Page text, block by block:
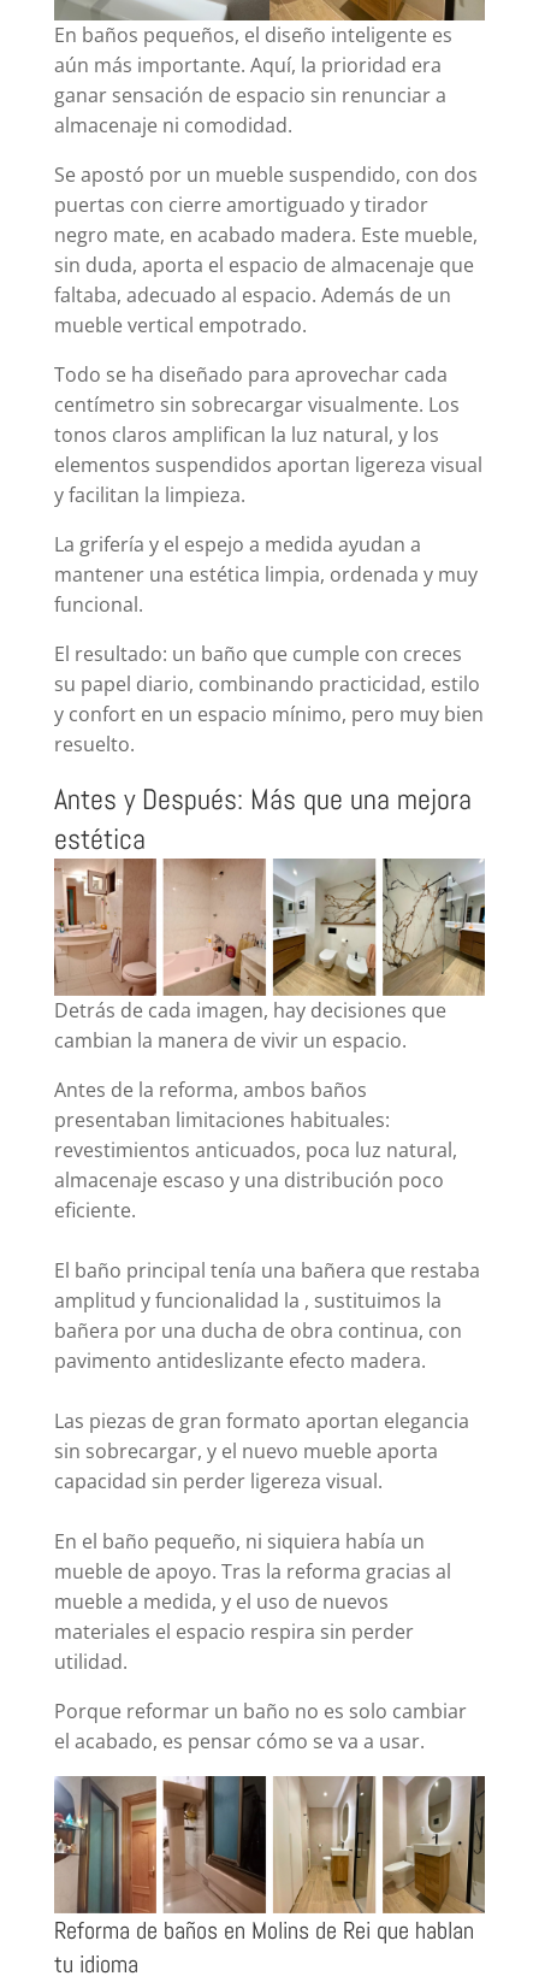
En baños pequeños, el diseño inteligente es
aún más importante. Aquí, la prioridad era
ganar sensación de espacio sin renunciar a
almacenaje ni comodidad.
Se apostó por un mueble suspendido, con dos
puertas con cierre amortiguado y tirador
negro mate, en acabado madera. Este mueble,
sin duda, aporta el espacio de almacenaje que
faltaba, adecuado al espacio. Además de un
mueble vertical empotrado.
Todo se ha diseñado para aprovechar cada
centímetro sin sobrecargar visualmente. Los
tonos claros amplifican la luz natural, y los
elementos suspendidos aportan ligereza visual
y facilitan la limpieza.
La grifería y el espejo a medida ayudan a
mantener una estética limpia, ordenada y muy
funcional.
El resultado: un baño que cumple con creces
su papel diario, combinando practicidad, estilo
y confort en un espacio mínimo, pero muy bien
resuelto.
Antes y Después: Más que una mejora
estética
Detrás de cada imagen, hay decisiones que
cambian la manera de vivir un espacio.
Antes de la reforma, ambos baños
presentaban limitaciones habituales:
revestimientos anticuados, poca luz natural,
almacenaje escaso y una distribución poco
eficiente.
El baño principal tenía una bañera que restaba
amplitud y funcionalidad la , sustituimos la
bañera por una ducha de obra continua, con
pavimento antideslizante efecto madera.
Las piezas de gran formato aportan elegancia
sin sobrecargar, y el nuevo mueble aporta
capacidad sin perder ligereza visual.
En el baño pequeño, ni siquiera había un
mueble de apoyo. Tras la reforma gracias al
mueble a medida, y el uso de nuevos
materiales el espacio respira sin perder
utilidad.
Porque reformar un baño no es solo cambiar
el acabado, es pensar cómo se va a usar.
Reforma de baños en Molins de Rei que hablan
tu idioma